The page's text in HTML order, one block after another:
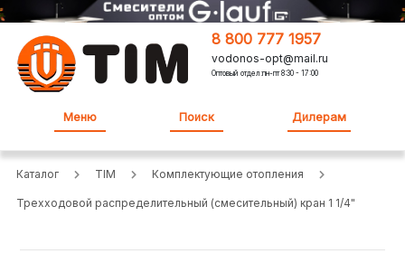
8 800 777 1957
vodonos-opt@mail.ru
Оптовый отдел:пн-пт 8:30 - 17:00
Меню Поиск Дилерам
Каталог TIM Комплектующие отопления
Трехходовой распределительный (смесительный) кран 1 1/4"